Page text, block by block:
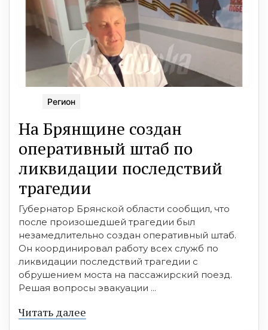
Регион
На Брянщине создан
оперативный штаб по
ликвидации последствий
трагедии
Губернатор Брянской области сообщил, что
после произошедшей трагедии был
незамедлительно создан оперативный штаб.
Он координировал работу всех служб по
ликвидации последствий трагедии с
обрушением моста на пассажирский поезд.
Решая вопросы эвакуации ...
Читать далее